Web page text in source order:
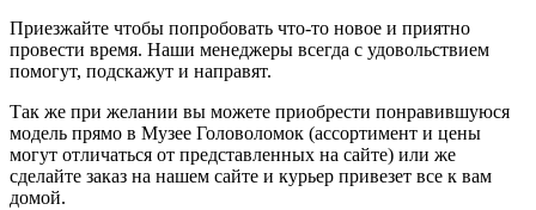
Приезжайте чтобы попробовать что-то новое и приятно
провести время. Наши менеджеры всегда с удовольствием
помогут, подскажут и направят.
Так же при желании вы можете приобрести понравившуюся
модель прямо в Музее Головоломок (ассортимент и цены
могут отличаться от представленных на сайте) или же
сделайте заказ на нашем сайте и курьер привезет все к вам
домой.